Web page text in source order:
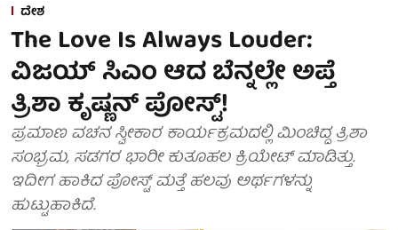
ದೇಶ
The Love Is Always Louder:
ವಿಜಯ್ ಸಿಎಂ ಆದ ಬೆನ್ನಲ್ಲೇ ಅಪ್ತೆ
ತ್ರಿಶಾ ಕೃಷ್ಣನ್ ಪೋಸ್ಟ್!
ಪ್ರಮಾಣ ವಚನ ಸ್ವೀಕಾರ ಕಾರ್ಯಕ್ರಮದಲ್ಲಿ ಮಿಂಚಿದ್ದ ತ್ರಿಶಾ
ಸಂಭ್ರಮ, ಸಡಗರ ಭಾರೀ ಕುತೂಹಲ ಕ್ರಿಯೇಟ್ ಮಾಡಿತ್ತು.
ಇದೀಗ ಹಾಕಿದ ಪೋಸ್ಟ್ ಮತ್ತೆ ಹಲವು ಅರ್ಥಗಳನ್ನು
ಹುಟ್ಟುಹಾಕಿದೆ.